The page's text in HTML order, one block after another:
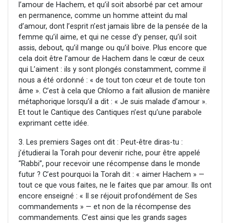
l’amour de Hachem, et qu’il soit absorbé par cet amour
en permanence, comme un homme atteint du mal
d’amour, dont l’esprit n’est jamais libre de la pensée de la
femme qu’il aime, et qui ne cesse d’y penser, qu’il soit
assis, debout, qu’il mange ou qu’il boive. Plus encore que
cela doit être l’amour de Hachem dans le cœur de ceux
qui L’aiment : ils y sont plongés constamment, comme il
nous a été ordonné : « de tout ton cœur et de toute ton
âme ». C’est à cela que Chlomo a fait allusion de manière
métaphorique lorsqu’il a dit : « Je suis malade d’amour ».
Et tout le Cantique des Cantiques n’est qu’une parabole
exprimant cette idée.
3. Les premiers Sages ont dit : Peut-être diras-tu :
j’étudierai la Torah pour devenir riche, pour être appelé
“Rabbi”, pour recevoir une récompense dans le monde
futur ? C’est pourquoi la Torah dit : « aimer Hachem » —
tout ce que vous faites, ne le faites que par amour. Ils ont
encore enseigné : « Il se réjouit profondément de Ses
commandements » — et non de la récompense des
commandements. C’est ainsi que les grands sages